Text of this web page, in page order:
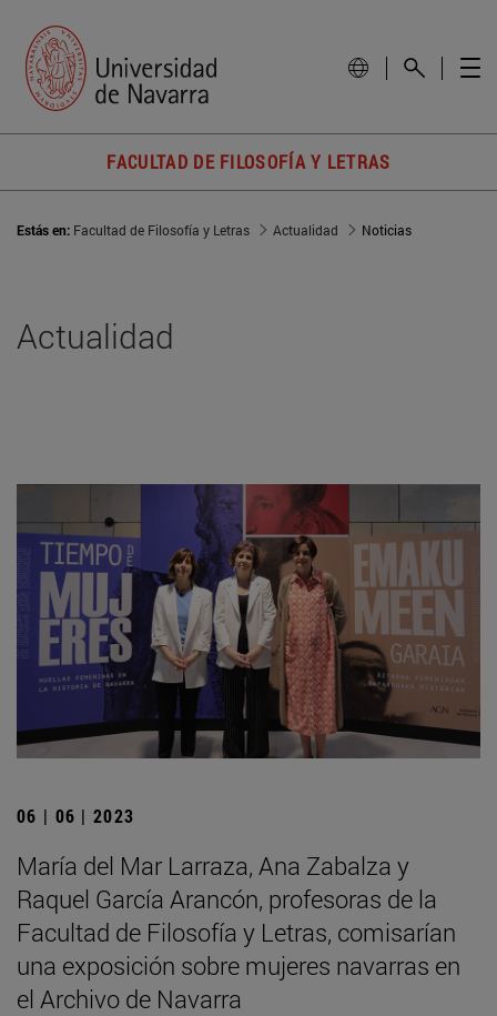
FACULTAD DE FILOSOFÍA Y LETRAS
Estás en: Facultad de Filosofía y Letras Actualidad Noticias
Actualidad
06 | 06 | 2023
María del Mar Larraza, Ana Zabalza y
Raquel García Arancón, profesoras de la
Facultad de Filosofía y Letras, comisarían
una exposición sobre mujeres navarras en
el Archivo de Navarra